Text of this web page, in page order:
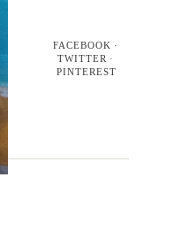
FACEBOOK
TWITTER
PINTEREST